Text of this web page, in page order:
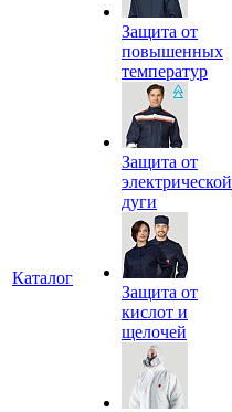
Каталог
Защита от
повышенных
температур
Защита от
электрической
дуги
Защита от
кислот и
щелочей